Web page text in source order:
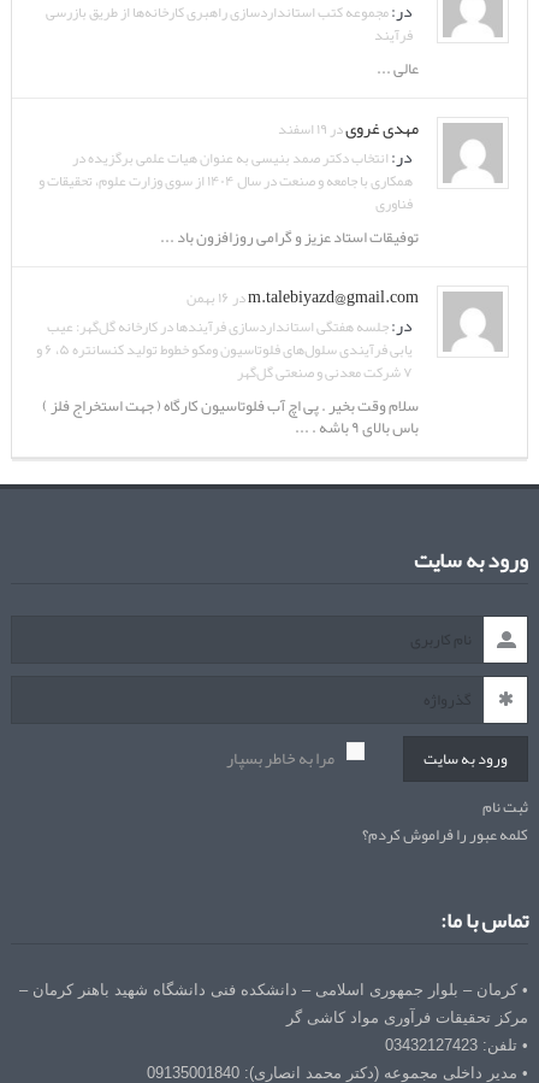
در:مجموعه کتب استانداردسازی راهبری کارخانه‌ها از طریق بازرسی
فرآیند
عالی ...
مهدی غرویدر ۱۹ اسفند
در:انتخاب دکتر صمد بنیسی به عنوان هیات علمی برگزیده در
همکاری با جامعه و صنعت در سال ۱۴۰۴ از سوی وزارت علوم، تحقیقات و
فناوری
توفیقات استاد عزیز و گرامی روزافزون باد ...
m.talebiyazd@gmail.comدر ۱۶ بهمن
در:جلسه هفتگی استانداردسازی فرآیندها در کارخانه گل‌گهر: عیب
یابی فرآیندی سلول‌های فلوتاسیون ومکو خطوط تولید کنسانتره ۵، ۶ و
۷ شرکت معدنی و صنعتی گل‌گهر
سلام وقت بخیر . پی اچ آب فلوتاسیون کارگاه ( جهت استخراج فلز )
باس بالای ۹ باشه . ...
ورود به سایت
ورود به سایت مرا به خاطر بسپار
ثبت نام
کلمه عبور را فراموش کردم؟
تماس با ما:
• کرمان – بلوار جمهوری اسلامی – دانشکده فنی دانشگاه شهید باهنر کرمان –
مرکز تحقیقات فرآوری مواد کاشی گر
• تلفن: 03432127423
• مدیر داخلی مجموعه (دکتر محمد انصاری): 09135001840